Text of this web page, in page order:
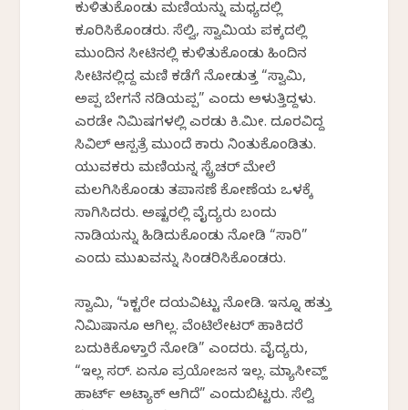
ಕುಳಿತುಕೊಂಡು ಮಣಿಯನ್ನು ಮಧ್ಯದಲ್ಲಿ
ಕೂರಿಸಿಕೊಂಡರು. ಸೆಲ್ವಿ, ಸ್ವಾಮಿಯ ಪಕ್ಕದಲ್ಲಿ
ಮುಂದಿನ ಸೀಟಿನಲ್ಲಿ ಕುಳಿತುಕೊಂಡು ಹಿಂದಿನ
ಸೀಟಿನಲ್ಲಿದ್ದ ಮಣಿ ಕಡೆಗೆ ನೋಡುತ್ತ “ಸ್ವಾಮಿ,
ಅಪ್ಪ ಬೇಗನೆ ನಡಿಯಪ್ಪ” ಎಂದು ಅಳುತ್ತಿದ್ದಳು.
ಎರಡೇ ನಿಮಿಷಗಳಲ್ಲಿ ಎರಡು ಕಿ.ಮೀ. ದೂರವಿದ್ದ
ಸಿವಿಲ್ ಆಸ್ಪತ್ರೆ ಮುಂದೆ ಕಾರು ನಿಂತುಕೊಂಡಿತು.
ಯುವಕರು ಮಣಿಯನ್ನ ಸ್ಟ್ರೆಚರ್ ಮೇಲೆ
ಮಲಗಿಸಿಕೊಂಡು ತಪಾಸಣೆ ಕೋಣೆಯ ಒಳಕ್ಕೆ
ಸಾಗಿಸಿದರು. ಅಷ್ಟರಲ್ಲಿ ವೈದ್ಯರು ಬಂದು
ನಾಡಿಯನ್ನು ಹಿಡಿದುಕೊಂಡು ನೋಡಿ “ಸಾರಿ”
ಎಂದು ಮುಖವನ್ನು ಸಿಂಡರಿಸಿಕೊಂಡರು.
ಸ್ವಾಮಿ, “ಡಾಕ್ಟರೇ ದಯವಿಟ್ಟು ನೋಡಿ. ಇನ್ನೂ ಹತ್ತು
ನಿಮಿಷಾನೂ ಆಗಿಲ್ಲ. ವೆಂಟಿಲೇಟರ್ ಹಾಕಿದರೆ
ಬದುಕಿಕೊಳ್ತಾರೆ ನೋಡಿ” ಎಂದರು. ವೈದ್ಯರು,
“ಇಲ್ಲ ಸರ್. ಏನೂ ಪ್ರಯೋಜನ ಇಲ್ಲ. ಮ್ಯಾಸೀವ್ಹ್
ಹಾರ್ಟ್ ಅಟ್ಯಾಕ್ ಆಗಿದೆ” ಎಂದುಬಿಟ್ಟರು. ಸೆಲ್ವಿ